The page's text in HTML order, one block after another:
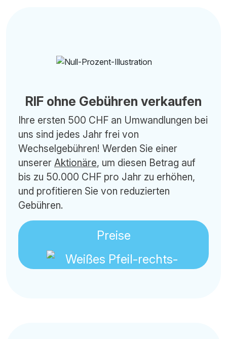
RIF ohne Gebühren verkaufen
Ihre ersten 500 CHF an Umwandlungen bei
uns sind jedes Jahr frei von
Wechselgebühren! Werden Sie einer
unserer Aktionäre, um diesen Betrag auf
bis zu 50.000 CHF pro Jahr zu erhöhen,
und profitieren Sie von reduzierten
Gebühren.
Preise